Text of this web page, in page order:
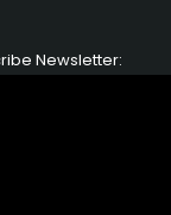
Newsletter: